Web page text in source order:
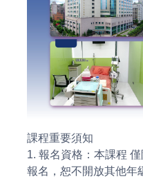
課程重要須知
1. 報名資格：本課程
報名，恕不開放其他年